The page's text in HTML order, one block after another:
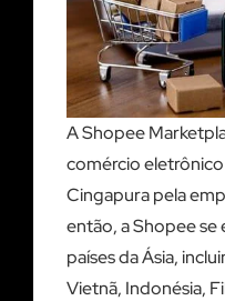
A Shopee
comércio
Cingapura pela
então, a Shopee
países da Ásia,
Vietnã, Indonésia,